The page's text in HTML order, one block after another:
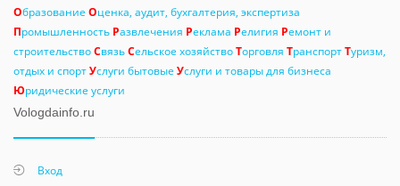
Образование Оценка, аудит, бухгалтерия, экспертиза
Промышленность Развлечения Реклама Религия Ремонт и
строительствоСвязьСельское хозяйствоТорговля ТранспортТуризм,
отдых и спортУслуги бытовые Услуги и товары для бизнеса
Юридические услуги
Vologdainfo.ru
Вход